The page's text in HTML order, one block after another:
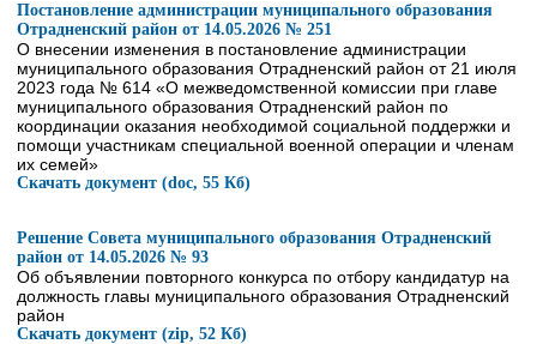
Постановление администрации муниципального образования
Отрадненский район от 14.05.2026 № 251
О внесении изменения в постановление администрации
муниципального образования Отрадненский район от 21 июля
2023 года № 614 «О межведомственной комиссии при главе
муниципального образования Отрадненский район по
координации оказания необходимой социальной поддержки и
помощи участникам специальной военной операции и членам
их семей»
Скачать документ (doc, 55 Кб)
Решение Совета муниципального образования Отрадненский
район от 14.05.2026 № 93
Об объявлении повторного конкурса по отбору кандидатур на
должность главы муниципального образования Отрадненский
район
Скачать документ (zip, 52 Кб)